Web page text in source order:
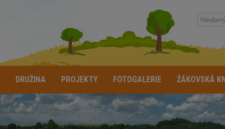
DRUŽINA PROJEKTY FOTOGALERIE ŽÁKOVSKÁ